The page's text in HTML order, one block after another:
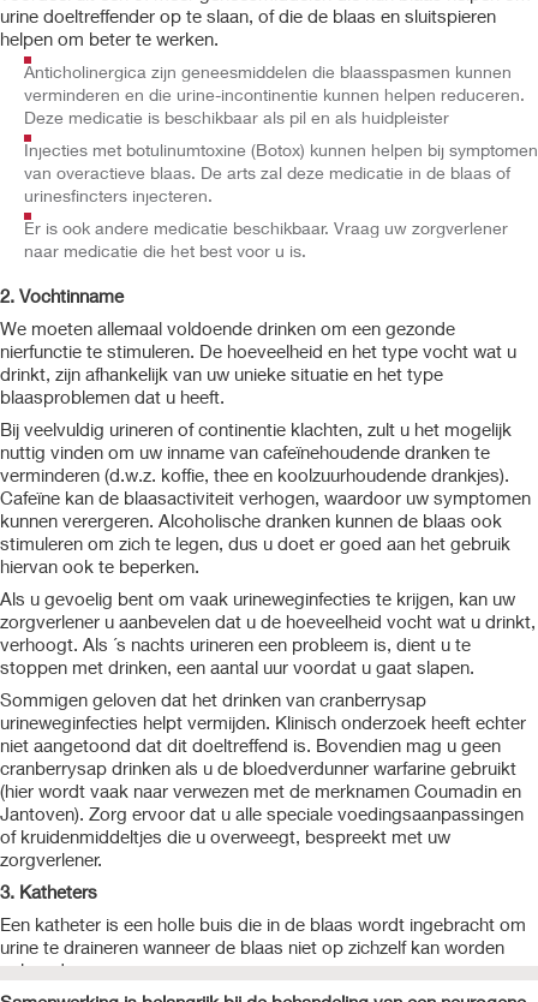
urine doeltreffender op te slaan, of die de blaas en sluitspieren
helpen om beter te werken.
Anticholinergica zijn geneesmiddelen die blaasspasmen kunnen
verminderen en die urine-incontinentie kunnen helpen reduceren.
Deze medicatie is beschikbaar als pil en als huidpleister
Injecties met botulinumtoxine (Botox) kunnen helpen bij symptomen
van overactieve blaas. De arts zal deze medicatie in de blaas of
urinesfincters injecteren.
Er is ook andere medicatie beschikbaar. Vraag uw zorgverlener
naar medicatie die het best voor u is.
2. Vochtinname
We moeten allemaal voldoende drinken om een gezonde
nierfunctie te stimuleren. De hoeveelheid en het type vocht wat u
drinkt, zijn afhankelijk van uw unieke situatie en het type
blaasproblemen dat u heeft.
Bij veelvuldig urineren of continentie klachten, zult u het mogelijk
nuttig vinden om uw inname van cafeïnehoudende dranken te
verminderen (d.w.z. koffie, thee en koolzuurhoudende drankjes).
Cafeïne kan de blaasactiviteit verhogen, waardoor uw symptomen
kunnen verergeren. Alcoholische dranken kunnen de blaas ook
stimuleren om zich te legen, dus u doet er goed aan het gebruik
hiervan ook te beperken.
Als u gevoelig bent om vaak urineweginfecties te krijgen, kan uw
zorgverlener u aanbevelen dat u de hoeveelheid vocht wat u drinkt,
verhoogt. Als ´s nachts urineren een probleem is, dient u te
stoppen met drinken, een aantal uur voordat u gaat slapen.
Sommigen geloven dat het drinken van cranberrysap
urineweginfecties helpt vermijden. Klinisch onderzoek heeft echter
niet aangetoond dat dit doeltreffend is. Bovendien mag u geen
cranberrysap drinken als u de bloedverdunner warfarine gebruikt
(hier wordt vaak naar verwezen met de merknamen Coumadin en
Jantoven). Zorg ervoor dat u alle speciale voedingsaanpassingen
of kruidenmiddeltjes die u overweegt, bespreekt met uw
zorgverlener.
3. Katheters
Een katheter is een holle buis die in de blaas wordt ingebracht om
urine te draineren wanneer de blaas niet op zichzelf kan worden
geleegd.